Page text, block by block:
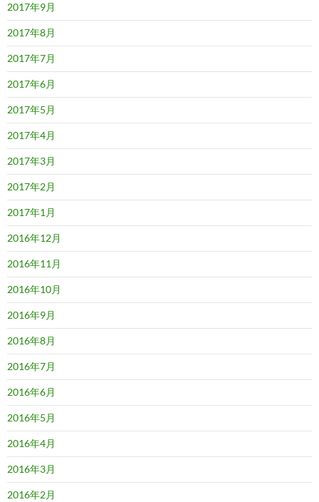
2017年9月
2017年8月
2017年7月
2017年6月
2017年5月
2017年4月
2017年3月
2017年2月
2017年1月
2016年12月
2016年11月
2016年10月
2016年9月
2016年8月
2016年7月
2016年6月
2016年5月
2016年4月
2016年3月
2016年2月